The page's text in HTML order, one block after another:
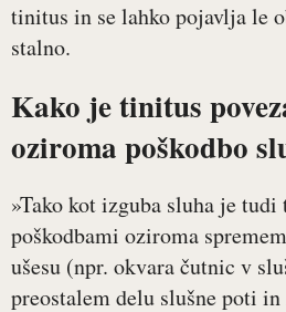
tinitus in se lahko pojavlja le
stalno.
Kako je tinitus
oziroma poškodbo
»Tako kot izguba sluha je tudi
poškodbami oziroma
ušesu (npr. okvara čutnic v
preostalem delu slušne poti